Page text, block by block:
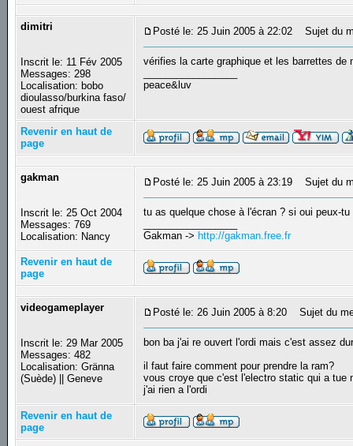
dimitri
Inscrit le: 11 Fév 2005
Messages: 298
Localisation: bobo
dioulasso/burkina faso/
ouest afrique
Posté le: 25 Juin 2005 à 22:02 Sujet du
vérifies la carte graphique et les barrettes de
peace&luv
Revenir en haut de
page
gakman
Inscrit le: 25 Oct 2004
Messages: 769
Localisation: Nancy
Posté le: 25 Juin 2005 à 23:19 Sujet du
tu as quelque chose à l'écran ? si oui peux-
Gakman -> http://gakman.free.fr
Revenir en haut de
page
videogameplayer
Inscrit le: 29 Mar 2005
Messages: 482
Localisation: Gränna
(Suède) || Geneve
Posté le: 26 Juin 2005 à 8:20 Sujet du
bon ba j'ai re ouvert l'ordi mais c'est assez
il faut faire comment pour prendre la ram?
vous croye que c'est l'electro static qui a tue
j'ai rien a l'ordi
Revenir en haut de
page